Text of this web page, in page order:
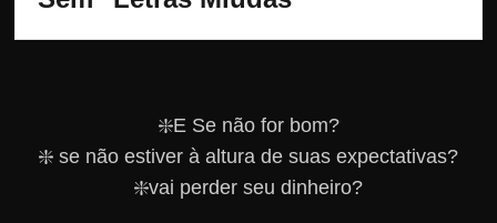
❇️E Se não for bom?
❇️ se não estiver à altura de suas expectativas?
❇️vai perder seu dinheiro?